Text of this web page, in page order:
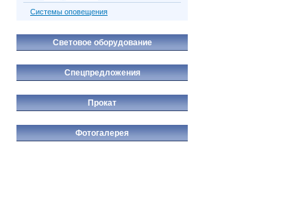
Системы оповещения
Световое оборудование
Спецпредложения
Прокат
Фотогалерея